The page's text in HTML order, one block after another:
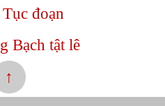
đoạn
Bạch tật lê
↑